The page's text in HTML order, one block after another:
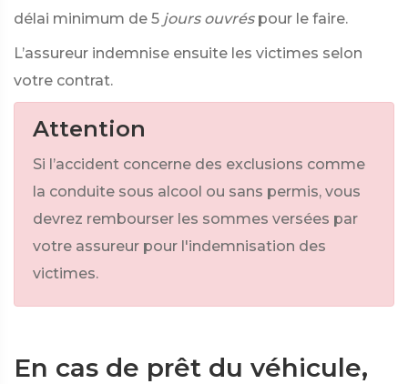
délai minimum de 5 jours ouvrés pour le faire.
L’assureur indemnise ensuite les victimes selon
votre contrat.
Attention
Si l’accident concerne des exclusions comme
la conduite sous alcool ou sans permis, vous
devrez rembourser les sommes versées par
votre assureur pour l'indemnisation des
victimes.
En cas de prêt du véhicule,